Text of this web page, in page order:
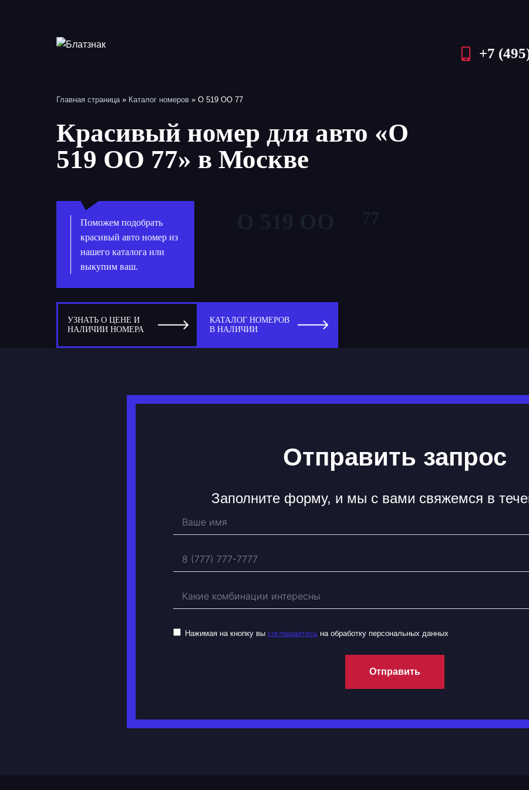
содержимому
+7
Главная страница» Каталог номеров » О 519 ОО 77
Красивый номер для авто «О
519 ОО 77» в Москве
Поможем подобрать
красивый авто номер из
нашего каталога или
выкупим ваш.
УЗНАТЬ О ЦЕНЕ И
НАЛИЧИИ НОМЕРА
КАТАЛОГ НОМЕРОВ
В НАЛИЧИИ
Отправить запрос
Заполните форму, и мы с вами свяжемся в
Нажимая на кнопку вы соглашаетесь на обработку персональных данных
Отправить